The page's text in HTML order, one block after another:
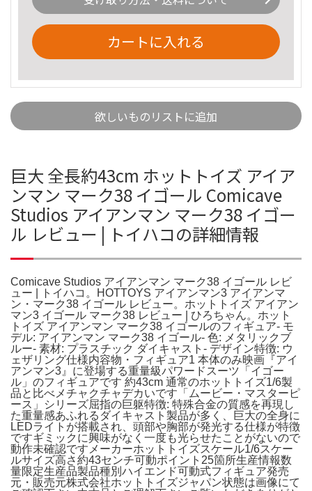
カートに入れる
欲しいものリストに追加
巨大 全長約43cm ホットトイズ アイア
ンマン マーク38 イゴール Comicave
Studios アイアンマン マーク38 イゴー
ル レビュー | トイハコの詳細情報
Comicave Studios アイアンマン マーク38 イゴール レビ
ュー | トイハコ。HOTTOYS アイアンマン3 アイアンマ
ン・マーク38 イゴール レビュー。ホットトイズ アイアン
マン3 イゴール マーク38 レビュー | ひろちゃん。ホット
トイズ アイアンマン マーク38 イゴールのフィギュア- モ
デル: アイアンマン マーク38 イゴール- 色: メタリックブ
ルー- 素材: プラスチック ダイキャスト- デザイン特徴: ウ
ェザリング仕様内容物・フィギュア1 本体のみ映画『アイ
アンマン3』に登場する重量級パワードスーツ「イゴー
ル」のフィギュアです 約43cm 通常のホットトイズ1/6製
品と比べメチャクチャデカいです「ムービー・マスターピ
ース」シリーズ屈指の巨躯特徴: 特殊合金の質感を再現し
た重量感あふれるダイキャスト製品が多く、巨大の全身に
LEDライトが搭載され、頭部や胸部が発光する仕様が特徴
ですギミックに興味がなく一度も光らせたことがないので
動作未確認ですメーカーホットトイズスケール1/6スケー
ルサイズ高さ約43センチ可動ポイント25箇所生産情報数
量限定生産品製品種別ハイエンド可動式フィギュア発売
元・販売元株式会社ホットトイズジャパン状態は画像にて